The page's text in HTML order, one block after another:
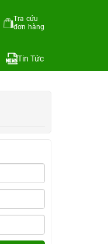
Tra cứu
đơn hàng
Tin Tức